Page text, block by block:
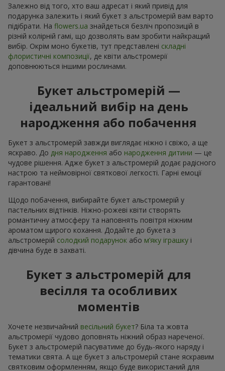
Залежно від того, хто ваш адресат і який привід для
подарунка залежить і який букет з альстромерій вам варто
підібрати. На flowers.ua знайдеться безліч пропозицій в
різній колірній гамі, що дозволять вам зробити найкращий
вибір. Окрім моно букетів, тут представлені складні
флористичні композиції, де квіти альстромерії
доповнюються іншими рослинами.
Букет альстромерій —
ідеальний вибір на день
народження або побачення
Букет з альстромерій завжди виглядає ніжно і свіжо, а ще
яскраво. До дня народження або народження дитини — це
чудове рішення. Адже букет з альстромерій додає радісного
настрою та неймовірної святкової легкості. Гарні емоції
гарантовані!
Щодо побачення, вибирайте букет альстромерій у
пастельних відтінків. Ніжно-рожеві квіти створять
романтичну атмосферу та наповнять повітря ніжним
ароматом щирого кохання. Додайте до букета з
альстромерій солодкий подарунок або м’яку іграшку і
дівчина буде в захваті.
Букет з альстромерій для
весілля та особливих
моментів
Хочете незвичайний весільний букет? Біла та жовта
альстромерії чудово доповнять ніжний образ нареченої.
Букет з альстромерій пасуватиме до будь-якого наряду і
тематики свята. А ще букет з альстромерій стане яскравим
святковим оформленням, якщо буде використаний для